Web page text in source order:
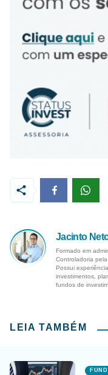
Jacinto
Formado em
Controladoria
Possui
investimentos,
fundos de
LEIA TAMBÉM